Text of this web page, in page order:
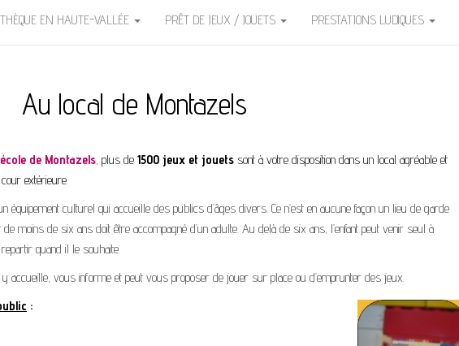
EN HAUTE-VALLÉE PRÊT DE JEUX / JOUETS PRESTATIONS LUDIQUES
Au local de Montazels
de Montazels, plus de 1500 jeux et jouets sont à votre disposition dans un local agréable et
extérieure.
équipement culturel qui accueille des publics d’âges divers. Ce n’est en aucune façon un lieu de garde
de moins de six ans doit être accompagné d’un adulte. Au delà de six ans, l’enfant peut venir seul à
quand il le souhaite.
accueille, vous informe et peut vous proposer de jouer sur place ou d’emprunter des jeux.
: